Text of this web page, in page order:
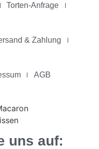
Torten-Anfrage
& Zahlung
AGB
uns auf: